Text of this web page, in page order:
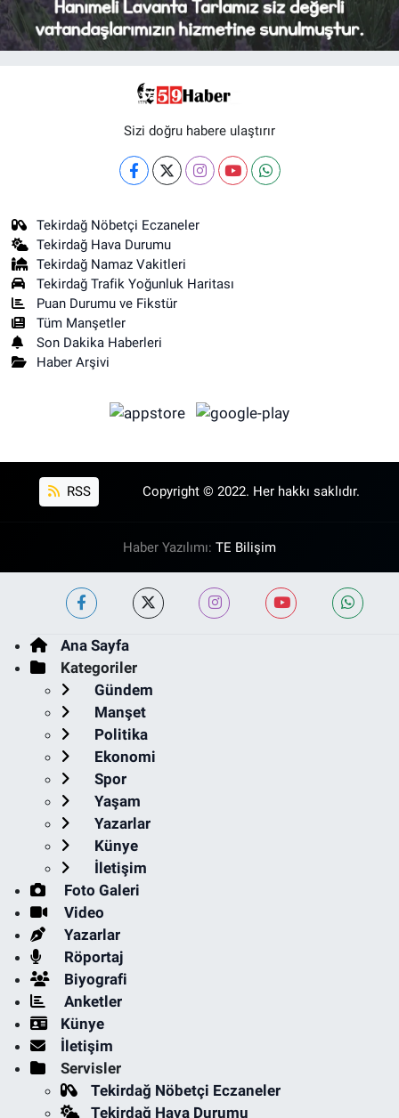
Sizi doğru habere ulaştırır
Tekirdağ Nöbetçi Eczaneler
Tekirdağ Hava Durumu
Tekirdağ Namaz Vakitleri
Tekirdağ Trafik Yoğunluk Haritası
Puan Durumu ve Fikstür
Tüm Manşetler
Son Dakika Haberleri
Haber Arşivi
RSS Copyright © 2022. Her hakkı saklıdır.
Haber Yazılımı: TE Bilişim
Ana Sayfa
Kategoriler
Gündem
Manşet
Politika
Ekonomi
Spor
Yaşam
Yazarlar
Künye
İletişim
Foto Galeri
Video
Yazarlar
Röportaj
Biyografi
Anketler
Künye
İletişim
Servisler
Tekirdağ Nöbetçi Eczaneler
Tekirdağ Hava Durumu